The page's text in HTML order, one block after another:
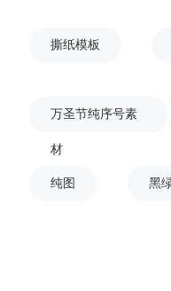
撕纸模板
万圣节纯序号素
材
纯图 黑